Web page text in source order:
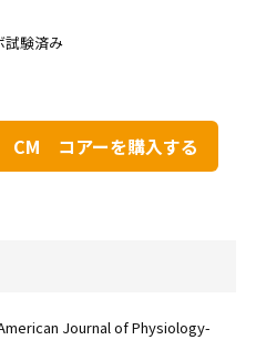
試験済み
コアーを購入する
Journal of Physiology-